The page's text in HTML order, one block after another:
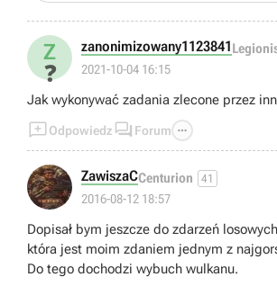
Z
❓
zanonimizowany1123841
2021-10-04 16:15
Jak wykonywać zadania zlecone przez
Odpowiedz  Forum 
ZawiszaCCenturion 41
2016-08-12 18:57
Dopisał bym jeszcze do zdarzeń
która jest moim zdaniem jednym z
Do tego dochodzi wybuch wulkanu.